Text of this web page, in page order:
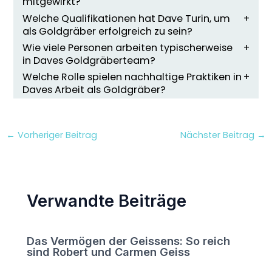
Welche Qualifikationen hat Dave Turin, um
als Goldgräber erfolgreich zu sein?
Wie viele Personen arbeiten typischerweise
in Daves Goldgräberteam?
Welche Rolle spielen nachhaltige Praktiken in
Daves Arbeit als Goldgräber?
← Vorheriger Beitrag Nächster Beitrag →
Verwandte Beiträge
Das Vermögen der Geissens: So reich
sind Robert und Carmen Geiss